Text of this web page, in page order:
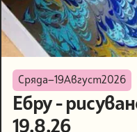
Сряда—19Август2026
Ебру -
19.8.26